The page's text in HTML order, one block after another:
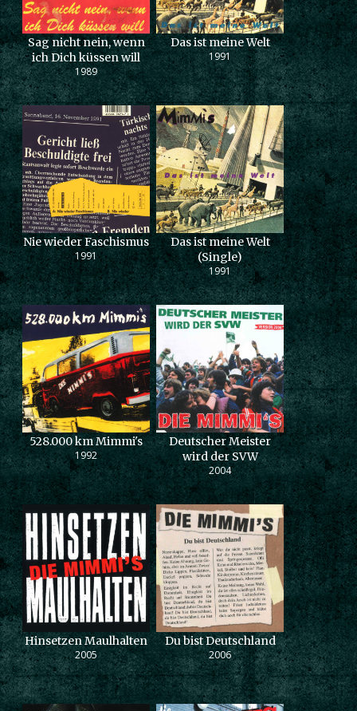
Sag nicht nein, wenn
ich Dich küssen will
1989
Das ist meine Welt
1991
Nie wieder Faschismus
1991
Das ist meine Welt
(Single)
1991
528.000 km Mimmi's
1992
Deutscher Meister
wird der SVW
2004
Hinsetzen Maulhalten
2005
Du bist Deutschland
2006